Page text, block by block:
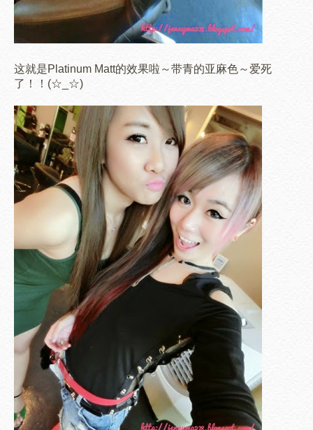
这就是Platinum Matt的效果啦～带青的亚麻色～爱死
了！！(☆_☆)